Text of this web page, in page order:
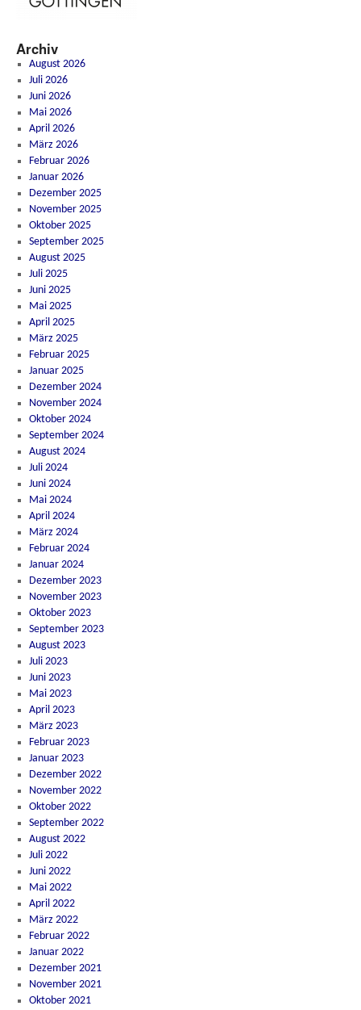
Archiv
August 2026
Juli 2026
Juni 2026
Mai 2026
April 2026
März 2026
Februar 2026
Januar 2026
Dezember 2025
November 2025
Oktober 2025
September 2025
August 2025
Juli 2025
Juni 2025
Mai 2025
April 2025
März 2025
Februar 2025
Januar 2025
Dezember 2024
November 2024
Oktober 2024
September 2024
August 2024
Juli 2024
Juni 2024
Mai 2024
April 2024
März 2024
Februar 2024
Januar 2024
Dezember 2023
November 2023
Oktober 2023
September 2023
August 2023
Juli 2023
Juni 2023
Mai 2023
April 2023
März 2023
Februar 2023
Januar 2023
Dezember 2022
November 2022
Oktober 2022
September 2022
August 2022
Juli 2022
Juni 2022
Mai 2022
April 2022
März 2022
Februar 2022
Januar 2022
Dezember 2021
November 2021
Oktober 2021